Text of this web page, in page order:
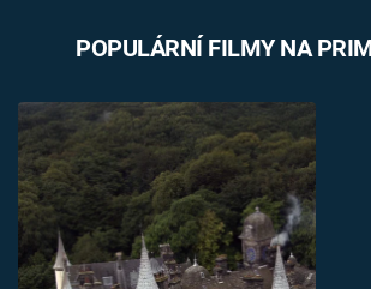
POPULÁRNÍ FILMY NA